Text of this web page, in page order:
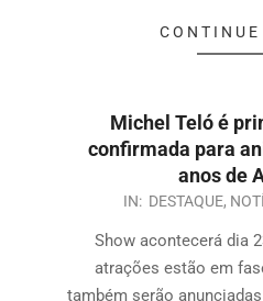
CONTINUE
Michel Teló é
confirmada para
anos de
IN: DESTAQUE,
Show acontecerá dia
atrações estão em
também serão